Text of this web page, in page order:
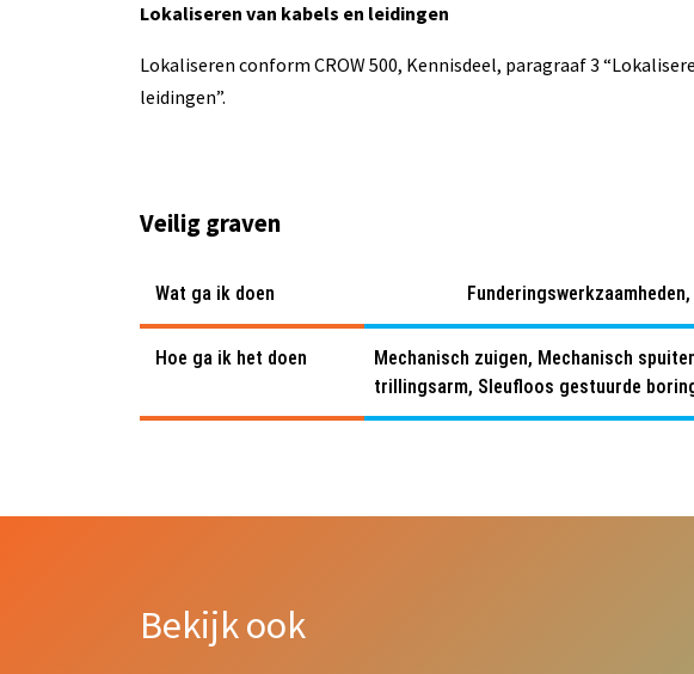
Lokaliseren van kabels en leidingen
Lokaliseren conform CROW 500, Kennisdeel, paragraaf 3
leidingen”.
Veilig graven
Wat ga ik doen
Hoe ga ik het doen
Mechanisch zuigen, Mechanisch
trillingsarm, Sleufloos gestuurde
Bekijk ook